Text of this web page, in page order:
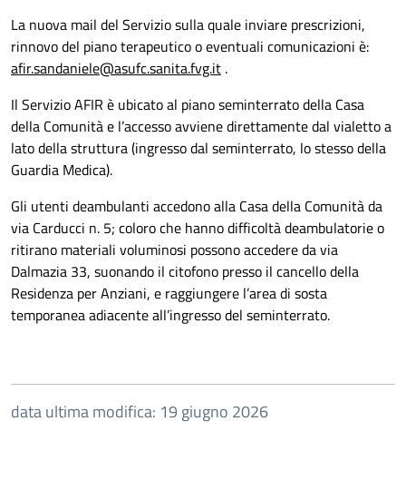
La nuova mail del Servizio sulla quale inviare prescrizioni,
rinnovo del piano terapeutico o eventuali comunicazioni è:
afir.sandaniele@asufc.sanita.fvg.it .
Il Servizio AFIR è ubicato al piano seminterrato della Casa
della Comunità e l’accesso avviene direttamente dal vialetto a
lato della struttura (ingresso dal seminterrato, lo stesso della
Guardia Medica).
Gli utenti deambulanti accedono alla Casa della Comunità da
via Carducci n. 5; coloro che hanno difficoltà deambulatorie o
ritirano materiali voluminosi possono accedere da via
Dalmazia 33, suonando il citofono presso il cancello della
Residenza per Anziani, e raggiungere l’area di sosta
temporanea adiacente all’ingresso del seminterrato.
data ultima modifica: 19 giugno 2026